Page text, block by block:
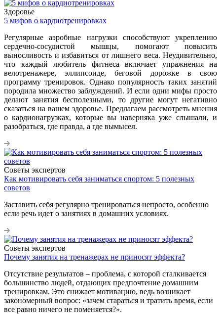
Здоровье
5 мифов о кардиотренировках
Регулярные аэробные нагрузки способствуют укреплению
сердечно-сосудистой мышцы, помогают повысить
выносливость и избавиться от лишнего веса. Неудивительно,
что каждый любитель фитнеса включает упражнения на
велотренажере, эллипсоиде, беговой дорожке в свою
программу тренировок. Однако популярность таких занятий
породила множество заблуждений. И если одни мифы просто
делают занятия бесполезными, то другие могут негативно
сказаться на вашем здоровье. Предлагаем рассмотреть мнения
о кардионагрузках, которые вы наверняка уже слышали, и
разобраться, где правда, а где вымысел.
Советы экспертов
Как мотивировать себя заниматься спортом: 5 полезных
советов
Заставить себя регулярно тренироваться непросто, особенно
если речь идет о занятиях в домашних условиях.
Советы экспертов
Почему занятия на тренажерах не приносят эффекта?
Отсутствие результатов – проблема, с которой сталкивается
большинство людей, отдающих предпочтение домашним
тренировкам. Это снижает мотивацию, ведь возникает
закономерный вопрос: «зачем стараться и тратить время, если
все равно ничего не поменяется?».